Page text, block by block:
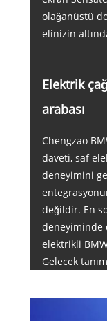
olağanüstü
elinizin
Elektrik
arabası
Chengzao
daveti, saf
deneyimini
değildir. En
deneyiminde
elektrikli
Gelecek